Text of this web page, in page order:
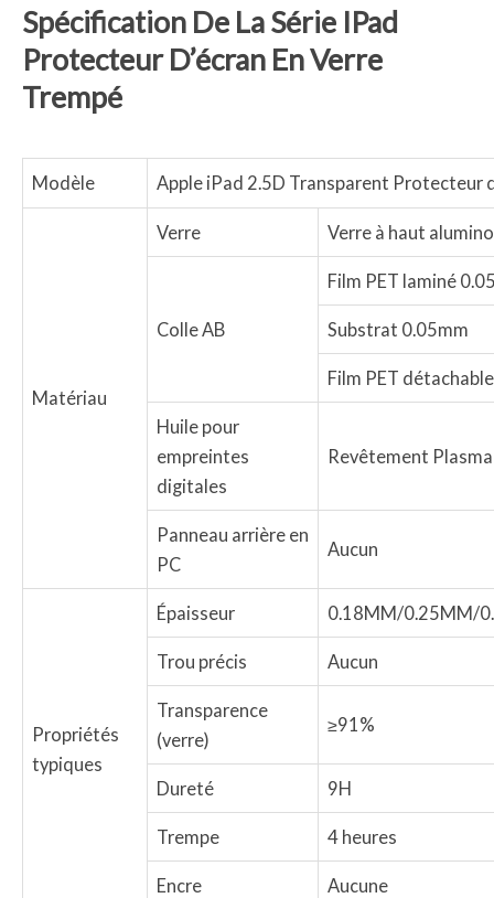
Spécification De La Série IPad
Protecteur D’écran En Verre
Trempé
Modèle Apple iPad 2.5D Transparent Protecteur
Matériau
Verre Verre à haut
Colle AB
Film PET laminé
Substrat 0.05mm
Film PET
Huile pour
empreintes
digitales
Revêtement Plasma
Panneau arrière en
PC
Aucun
Propriétés
typiques
Épaisseur 0.18MM/0.25MM/
Trou précis Aucun
Transparence
(verre)
≥91%
Dureté 9H
Trempe 4 heures
Encre Aucune